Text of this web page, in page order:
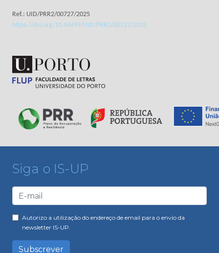
Ref.: UID/PRR2/00727/2025
https://doi.org/10.54499/UID/PRR2/00727/2025
Siga o IS-UP
Autorizo a utilização do endereço de email para o envio da
newsletter IS-UP.